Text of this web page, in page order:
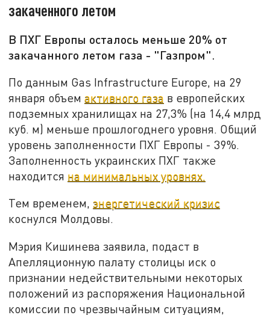
закаченного летом
В ПХГ Европы осталось меньше 20% от
закачанного летом газа - "Газпром".
По данным Gas Infrastructure Europe, на 29
января объемактивного газа в европейских
подземных хранилищах на 27,3% (на 14,4 млрд
куб. м) меньше прошлогоднего уровня. Общий
уровень заполненности ПХГ Европы - 39%.
Заполненность украинских ПХГ также
находится на минимальных уровнях.
Тем временем,энергетический кризис
коснулся Молдовы.
Мэрия Кишинева заявила, подаст в
Апелляционную палату столицы иск о
признании недействительными некоторых
положений из распоряжения Национальной
комиссии по чрезвычайным ситуациям,